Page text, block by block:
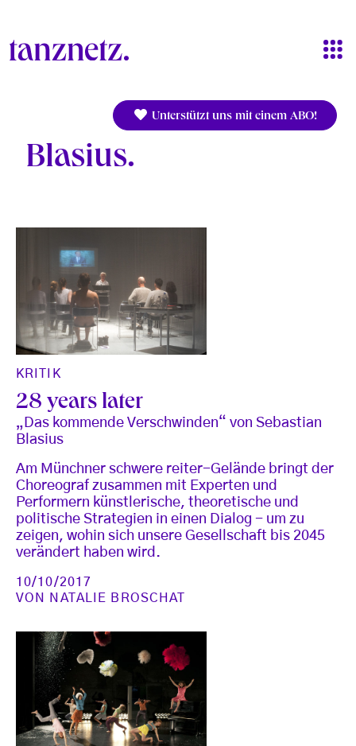
Unterstützt uns mit einem ABO!
Blasius
KRITIK
28 years later
„Das kommende Verschwinden“ von Sebastian
Blasius
Am Münchner schwere reiter-Gelände bringt der
Choreograf zusammen mit Experten und
Performern künstlerische, theoretische und
politische Strategien in einen Dialog - um zu
zeigen, wohin sich unsere Gesellschaft bis 2045
verändert haben wird.
10/10/2017
VON
NATALIE BROSCHAT